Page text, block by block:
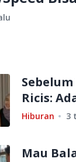
Ricis:
Hiburan 3
Mau